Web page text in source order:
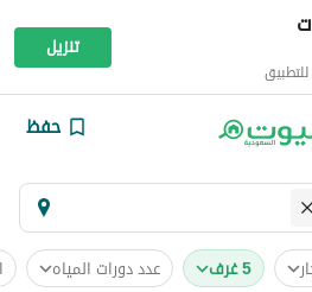
تنزيل
حفظ
5 غرف عدد دورات المياه